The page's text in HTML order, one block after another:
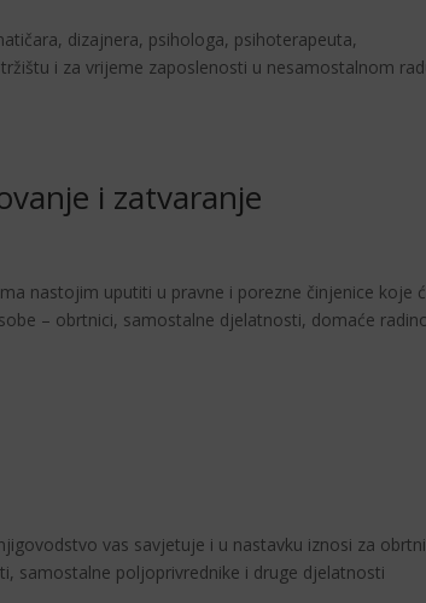
dizajnera, psihologa, psihoterapeuta,
i za vrijeme zaposlenosti u nesamostalnom
i zatvaranje
nastojim uputiti u pravne i porezne činjenice koje
– obrtnici, samostalne djelatnosti, domaće
vas savjetuje i u nastavku iznosi za
samostalne poljoprivrednike i druge djelatnosti